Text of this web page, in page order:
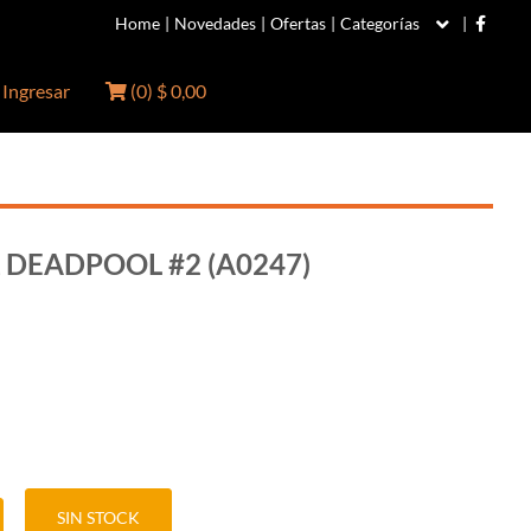
Home | Novedades | Ofertas | Categorías |
Ingresar (0) $ 0,00
#2 (A0247)
SIN STOCK